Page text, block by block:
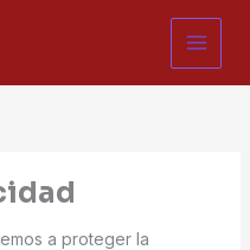
a proteger la